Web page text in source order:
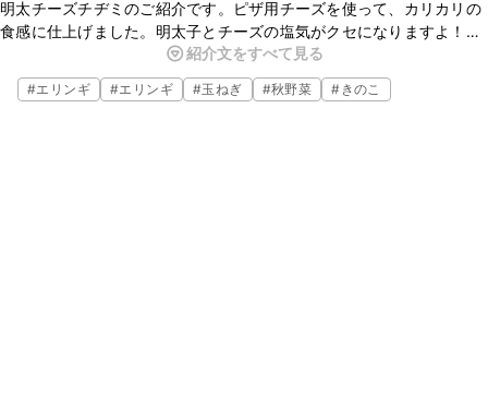
明太チーズチヂミのご紹介です。ピザ用チーズを使って、カリカリの
食感に仕上げました。明太子とチーズの塩気がクセになりますよ！お
かずにはもちろんのこと、おつまみとしても美味しい一品です。ぜひ
作ってみてくださいね。
紹介文をすべて見る
#エリンギ #エリンギ #玉ねぎ #秋野菜 # きのこ